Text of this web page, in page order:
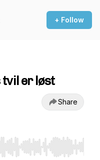
+ Follow
er løst
Share
Home/End to jump to